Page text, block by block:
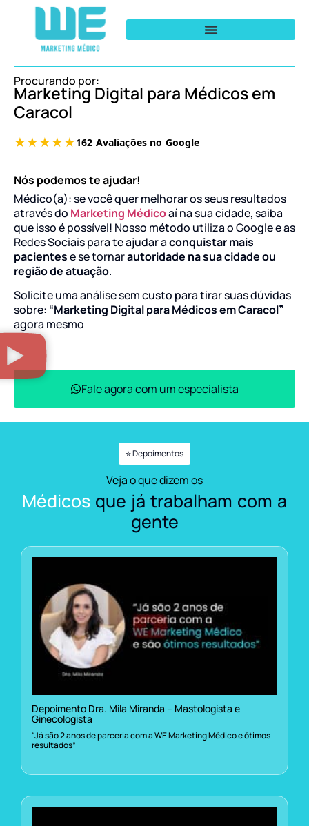
Procurando por:
Marketing Digital para Médicos em
Caracol
Nós podemos te ajudar!
Médico(a): se você quer melhorar os seus resultados
através do Marketing Médicoaí na sua cidade, saiba
que isso é possível! Nosso método utiliza o Google e as
Redes Sociais para te ajudar aconquistar mais
pacientese se tornarautoridade na sua cidade ou
região de atuação.
Solicite uma análise sem custo para tirar suas dúvidas
sobre: “Marketing Digital para Médicos em Caracol”
agora mesmo
Fale agora com um especialista
⭐ Depoimentos
Veja o que dizem os
Médicos que já trabalham com a
gente
Depoimento Dra. Mila Miranda – Mastologista e
Ginecologista
“Já são 2 anos de parceria com a WE Marketing Médico e ótimos
resultados”